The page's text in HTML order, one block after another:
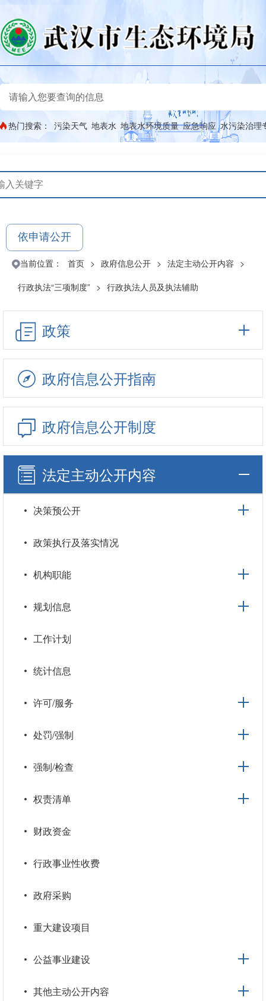
热门搜索： 污染天气 地表水 地表水环境质量 应急响应 水污染治理
依申请公开
当前位置： 首页 > 政府信息公开 > 法定主动公开内容 >
行政执法“三项制度” > 行政执法人员及执法辅助
政策
政府信息公开指南
政府信息公开制度
法定主动公开内容
决策预公开
政策执行及落实情况
机构职能
规划信息
工作计划
统计信息
许可/服务
处罚/强制
强制/检查
权责清单
财政资金
行政事业性收费
政府采购
重大建设项目
公益事业建设
其他主动公开内容